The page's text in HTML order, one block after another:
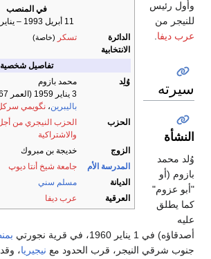
في المنصب
11 أبريل 1993 – يناير 1995
الدائرة
الانتخابية
تسكر (خاصة)
تفاصيل شخصية
وُلِد
محمد بازوم
3 يناير 1959
(العمر 67 سنة)
باليبرين، نگويمي
الحزب
الحزب النيجري من
والاشتراكية
الزوج
خديجة بن مبروك
المدرسة الأم
جامعة شيخ أنتا ديوپ
الديانة
مسلم سني
العرقية
عرب ديفا
وأول رئيس
للنيجر من
عرب ديفا
سيرته
النشأة
وُلد محمد
بازوم (أو
"أبو عزوم"
كما يطلق
عليه
أصدقاؤه) في 1 يناير 1960، في قرية نجورتي
جنوب شرقي النيجر، قرب الحدود مع نيجيريا، وقد